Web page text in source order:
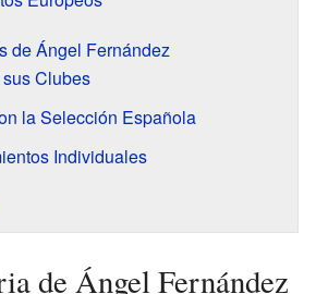
de Ángel Fernández
Clubes
la Selección Española
Individuales
de Ángel Fernández